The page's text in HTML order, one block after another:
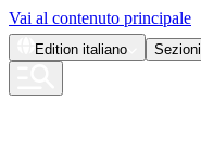
Vai al contenuto principale
Edition italiano Sezioni